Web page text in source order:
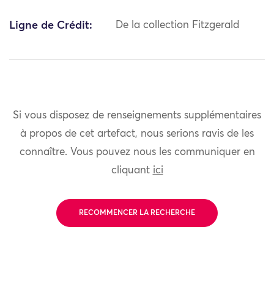
Ligne de Crédit: De la collection Fitzgerald
Si vous disposez de renseignements supplémentaires
à propos de cet artefact, nous serions ravis de les
connaître. Vous pouvez nous les communiquer en
cliquant ici
RECOMMENCER LA RECHERCHE